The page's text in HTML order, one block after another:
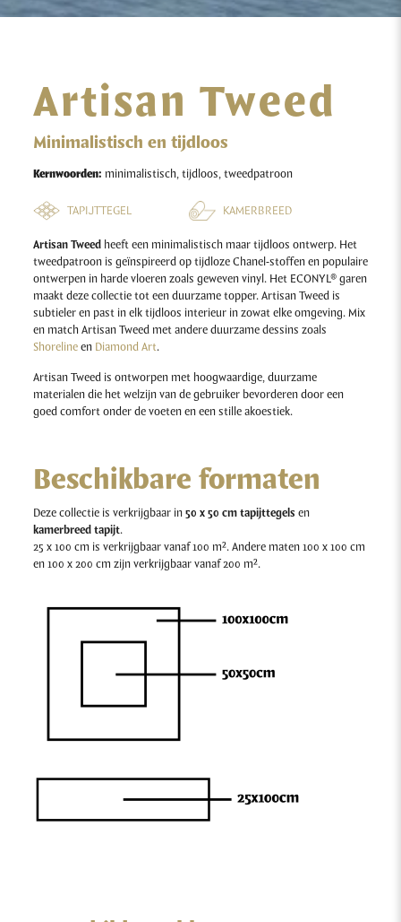
Artisan Tweed
Minimalistisch en tijdloos
Kernwoorden: minimalistisch, tijdloos, tweedpatroon
TAPIJTTEGEL KAMERBREED
Artisan Tweedheeft een minimalistisch maar tijdloos ontwerp. Het
tweedpatroon is geïnspireerd op tijdloze Chanel-stoffen en populaire
ontwerpen in harde vloeren zoals geweven vinyl. Het ECONYL® garen
maakt deze collectie tot een duurzame topper. Artisan Tweed is
subtieler en past in elk tijdloos interieur in zowat elke omgeving. Mix
en match Artisan Tweed met andere duurzame dessins zoals
Shorelineen Diamond Art.
Artisan Tweed is ontworpen met hoogwaardige, duurzame
materialen die het welzijn van de gebruiker bevorderen door een
goed comfort onder de voeten en een stille akoestiek.
Beschikbare formaten
Deze collectie is verkrijgbaar in50 x 50 cm tapijttegels en
kamerbreed tapijt.
25 x 100 cm is verkrijgbaar vanaf 100 m². Andere maten 100 x 100 cm
en 100 x 200 cm zijn verkrijgbaar vanaf 200 m².